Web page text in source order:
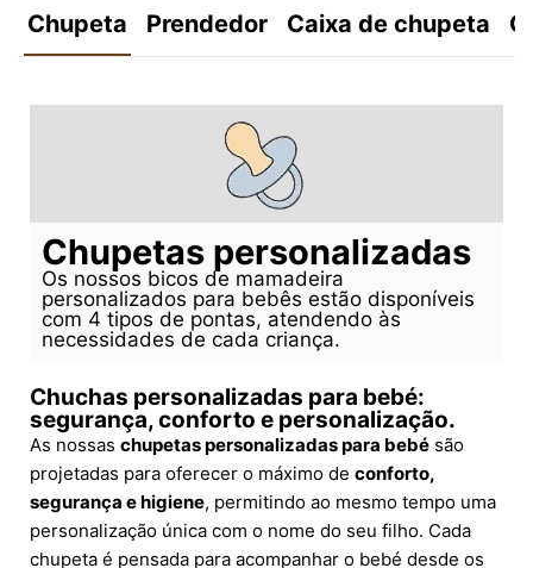
Chupeta Prendedor Caixa de chupeta
Chupetas personalizadas
Os nossos bicos de mamadeira
personalizados para bebês estão disponíveis
com 4 tipos de pontas, atendendo às
necessidades de cada criança.
Chuchas personalizadas para bebé:
segurança, conforto e personalização.
As nossas chupetas personalizadas para bebé são
projetadas para oferecer o máximo de conforto,
segurança e higiene, permitindo ao mesmo tempo uma
personalização única com o nome do seu filho. Cada
chupeta é pensada para acompanhar o bebé desde os